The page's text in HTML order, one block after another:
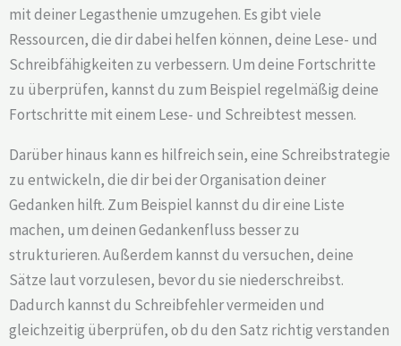
mit deiner Legasthenie umzugehen. Es gibt viele
Ressourcen, die dir dabei helfen können, deine Lese- und
Schreibfähigkeiten zu verbessern. Um deine Fortschritte
zu überprüfen, kannst du zum Beispiel regelmäßig deine
Fortschritte mit einem Lese- und Schreibtest messen.
Darüber hinaus kann es hilfreich sein, eine Schreibstrategie
zu entwickeln, die dir bei der Organisation deiner
Gedanken hilft. Zum Beispiel kannst du dir eine Liste
machen, um deinen Gedankenfluss besser zu
strukturieren. Außerdem kannst du versuchen, deine
Sätze laut vorzulesen, bevor du sie niederschreibst.
Dadurch kannst du Schreibfehler vermeiden und
gleichzeitig überprüfen, ob du den Satz richtig verstanden